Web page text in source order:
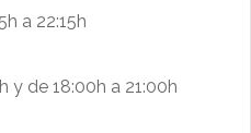
a 22:15h
y de 18:00h a 21:00h